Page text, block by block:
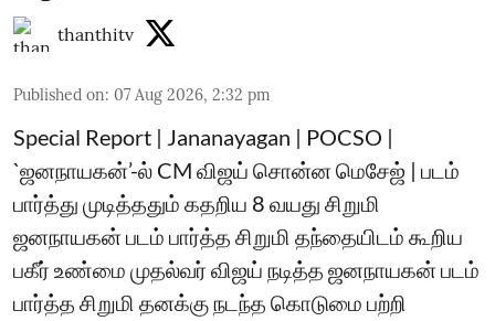
thanthitv
Published on: 07 Aug 2026, 2:32 pm
Special Report | Jananayagan | POCSO |
`ஜனநாயகன்’-ல் CM விஜய் சொன்ன மெசேஜ் | படம்
பார்த்து முடித்ததும் கதறிய 8 வயது சிறுமி
ஜனநாயகன் படம் பார்த்த சிறுமி தந்தையிடம் கூறிய
பகீர் உண்மை முதல்வர் விஜய் நடித்த ஜனநாயகன் படம்
பார்த்த சிறுமி தனக்கு நடந்த கொடுமை பற்றி